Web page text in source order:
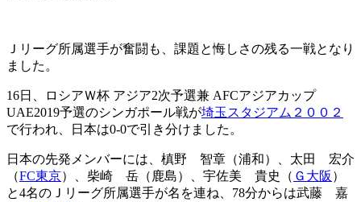
Ｊリーグ所属選手が奮闘も、課題と悔しさの残る一戦となり
ました。
16日、ロシアＷ杯 アジア2次予選兼 AFCアジアカップ
UAE2019予選のシンガポール戦が埼玉スタジアム２００２
で行われ、日本は0-0で引き分けました。
日本の先発メンバーには、槙野 智章（浦和）、太田 宏介
（FC東京）、柴崎 岳（鹿島）、宇佐美 貴史（ Ｇ大阪 ）
と4名のＪリーグ所属選手が名を連ね、78分からは武藤 嘉